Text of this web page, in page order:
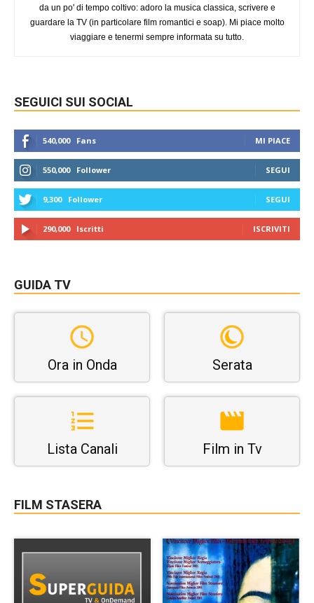
da un po' di tempo coltivo: adoro la musica classica, scrivere e
guardare la TV (in particolare film romantici e soap). Mi piace molto
viaggiare e tenermi sempre informata su tutto.
SEGUICI SUI SOCIAL
540,000 Fans MI PIACE
550,000 Follower SEGUI
9,300 Follower SEGUI
290,000 Iscritti ISCRIVITI
GUIDA TV
Ora in Onda Serata
Lista Canali Film in Tv
FILM STASERA